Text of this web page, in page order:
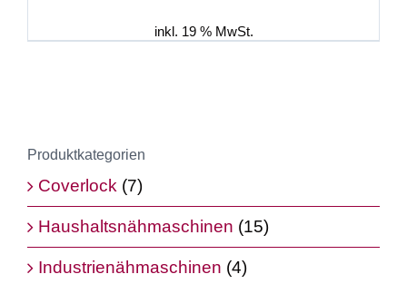
50,00 €
inkl. 19 % MwSt.
Produktkategorien
Coverlock (7)
Haushaltsnähmaschinen (15)
Industrienähmaschinen (4)